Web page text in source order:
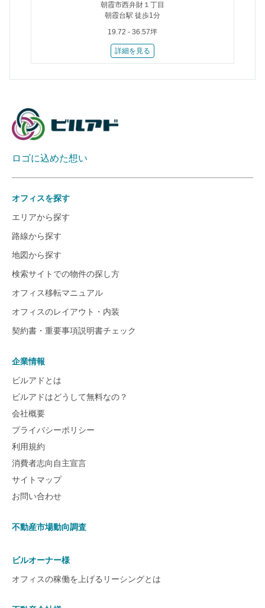
朝霞市西弁財１丁目
朝霞台駅 徒歩1分
19.72 - 36.57坪
詳細を見る
ロゴに込めた想い
オフィスを探す
エリアから探す
路線から探す
地図から探す
検索サイトでの物件の探し方
オフィス移転マニュアル
オフィスのレイアウト・内装
契約書・重要事項説明書チェック
企業情報
ビルアドとは
ビルアドはどうして無料なの？
会社概要
プライバシーポリシー
利用規約
消費者志向自主宣言
サイトマップ
お問い合わせ
不動産市場動向調査
ビルオーナー様
オフィスの稼働を上げるリーシングとは